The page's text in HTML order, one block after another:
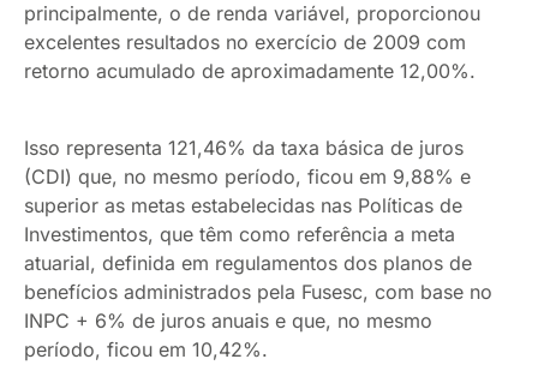
principalmente, o de renda variável, proporcionou
excelentes resultados no exercício de 2009 com
retorno acumulado de aproximadamente 12,00%.
Isso representa 121,46% da taxa básica de juros
(CDI) que, no mesmo período, ficou em 9,88% e
superior as metas estabelecidas nas Políticas de
Investimentos, que têm como referência a meta
atuarial, definida em regulamentos dos planos de
benefícios administrados pela Fusesc, com base no
INPC + 6% de juros anuais e que, no mesmo
período, ficou em 10,42%.